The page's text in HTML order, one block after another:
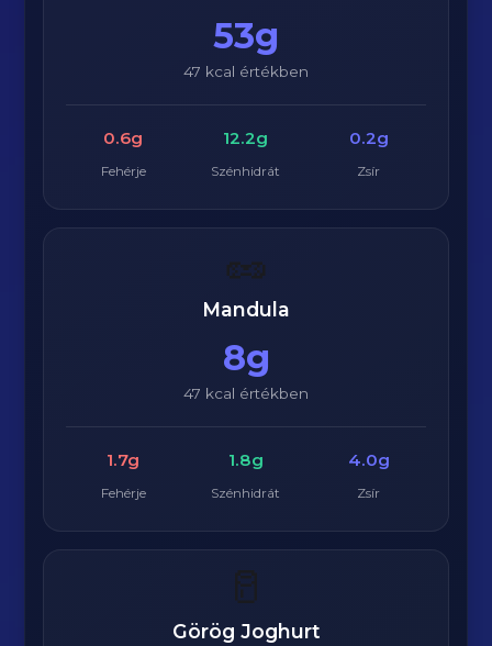
53g
47 kcal értékben
0.6g
Fehérje
12.2g
Szénhidrát
0.2g
Zsír
🥜
Mandula
8g
47 kcal értékben
1.7g
Fehérje
1.8g
Szénhidrát
4.0g
Zsír
🥛
Görög Joghurt